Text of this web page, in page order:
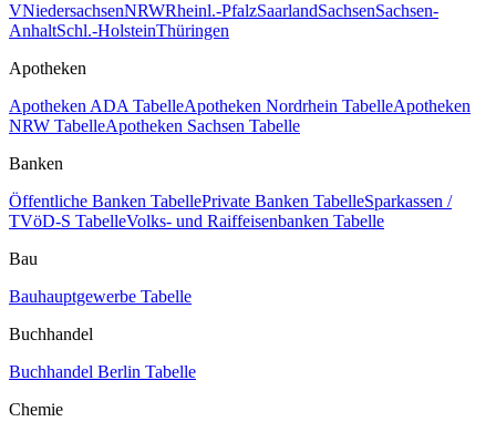
VNiedersachsenNRWRheinl.-PfalzSaarlandSachsenSachsen-
AnhaltSchl.-HolsteinThüringen
Apotheken
Apotheken ADA TabelleApotheken Nordrhein TabelleApotheken
NRW TabelleApotheken Sachsen Tabelle
Banken
Öffentliche Banken TabellePrivate Banken TabelleSparkassen /
TVöD-S TabelleVolks- und Raiffeisenbanken Tabelle
Bau
Bauhauptgewerbe Tabelle
Buchhandel
Buchhandel Berlin Tabelle
Chemie